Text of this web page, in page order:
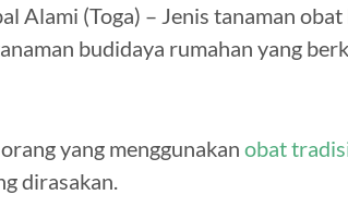
Alami (Toga) – Jenis tanaman
budidaya rumahan yang
yang menggunakan obat
dirasakan.